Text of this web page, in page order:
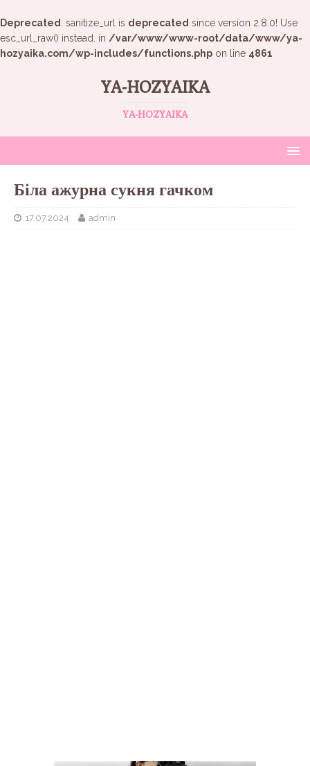
Deprecated : sanitize_url is deprecated since version 2.8.0! Use
esc_url_raw() instead. in /var/www/www-root/data/www/ya-
hozyaika.com/wp-includes/functions.php on line 4861
YA-HOZYAIKA
YA-HOZYAIKA
Біла ажурна сукня гачком
17.07.2024 admin